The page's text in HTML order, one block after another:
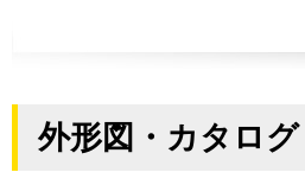
外形図・カタログ